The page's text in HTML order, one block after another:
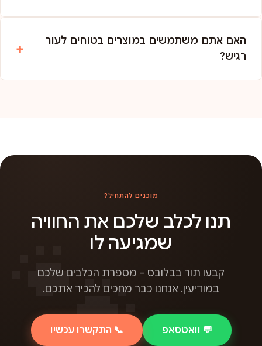
האם אתם משתמשים במוצרים בטוחים לעור
רגיש?
מוכנים להתחיל?
תנו לכלב שלכם את החוויה
שמגיעה לו
קבעו תור בבלובס – מספרת הכלבים שלכם
במודיעין. אנחנו כבר מחכים להכיר אתכם.
💬 וואטסאפ 📞 התקשרו עכשיו